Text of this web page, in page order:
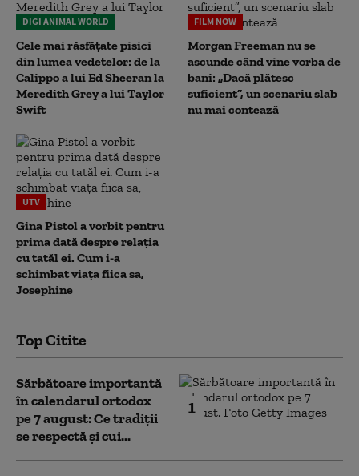
DIGI ANIMAL WORLD
Cele mai răsfățate pisici
din lumea vedetelor: de la
Calippo a lui Ed Sheeran la
Meredith Grey a lui Taylor
Swift
FILM NOW
Morgan Freeman nu se
ascunde când vine vorba de
bani: „Dacă plătesc
suficient”, un scenariu slab
nu mai contează
UTV
Gina Pistol a vorbit pentru
prima dată despre relația
cu tatăl ei. Cum i-a
schimbat viața fiica sa,
Josephine
Top Citite
1
Sărbătoare importantă
în calendarul ortodox
pe 7 august: Ce tradiții
se respectă și cui...